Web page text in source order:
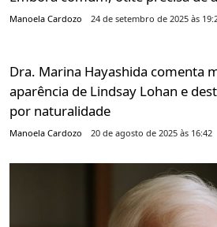
Manoela Cardozo 24 de setembro de 2025 às
Dra. Marina Hayashida comenta
aparência de Lindsay Lohan e
por naturalidade
Manoela Cardozo 20 de agosto de 2025 às 16:42